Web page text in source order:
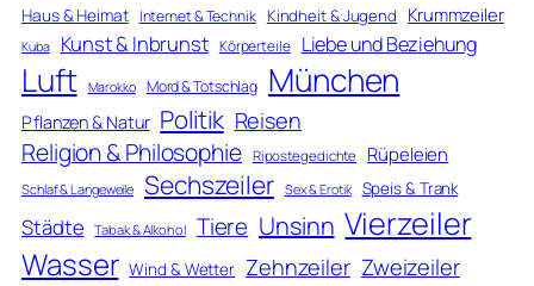
Haus & Heimat Internet & Technik Kindheit & Jugend Krummzeiler
Kuba Kunst & Inbrunst Körperteile Liebe und Beziehung
Luft Marokko Mord & Totschlag München
Pflanzen & Natur Politik Reisen
Religion & Philosophie Ripostegedichte Rüpeleien
Schlaf & Langeweile Sechszeiler Sex & Erotik Speis & Trank
Städte Tabak & Alkohol Tiere Unsinn Vierzeiler
Wasser Wind & Wetter Zehnzeiler Zweizeiler